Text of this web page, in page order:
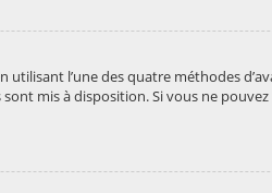
l’une des quatre méthodes
mis à disposition. Si vous ne